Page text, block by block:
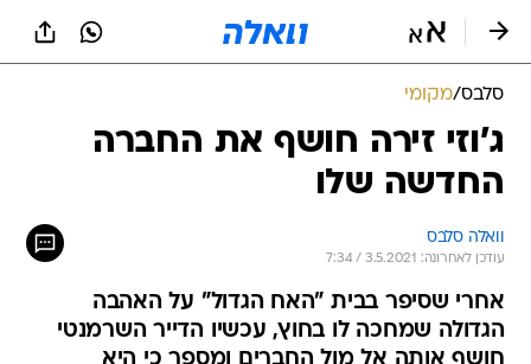
סלבס/מקומי
ג'וזי זירה חושף את החברה
החדשה שלו
וואלה סלבס
עודכן לאחרונה: 3.5.2021 / 7:34
אחרי שסיפר בבית "האח הגדול" על האהבה
הגדולה שמחכה לו בחוץ, עכשיו הדייר השרמנטי